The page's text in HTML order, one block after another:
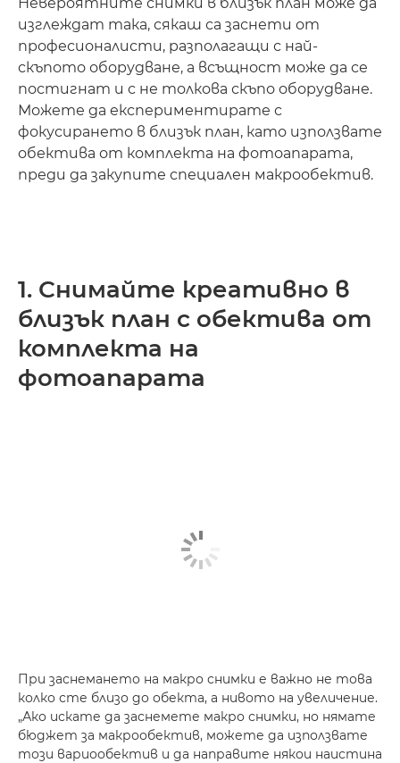
изглеждат така, сякаш са заснети от
професионалисти, разполагащи с най-
скъпото оборудване, а всъщност може да се
постигнат и с не толкова скъпо оборудване.
Можете да експериментирате с
фокусирането в близък план, като използвате
обектива от комплекта на фотоапарата,
преди да закупите специален макрообектив.
1. Снимайте креативно в
близък план с обектива от
комплекта на
фотоапарата
При заснемането на макро снимки е важно не това
колко сте близо до обекта, а нивото на увеличение.
„Ако искате да заснемете макро снимки, но нямате
бюджет за макрообектив, можете да използвате
този вариообектив и да направите някои наистина